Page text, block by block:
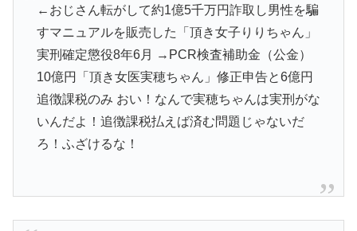
←おじさん転がして約1億5千万円詐取し男性を騙
すマニュアルを販売した「頂き女子りりちゃん」
実刑確定懲役8年6月 →PCR検査補助金（公金）
10億円「頂き女医実穂ちゃん」修正申告と6億円
追徴課税のみ おい！なんで実穂ちゃんは実刑がな
いんだよ！追徴課税払えば済む問題じゃないだ
ろ！ふざけるな！